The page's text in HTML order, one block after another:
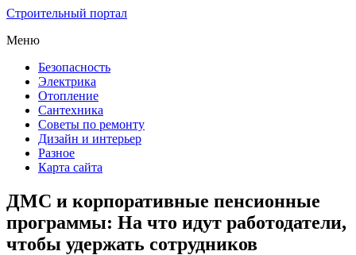
Строительный портал
Меню
Безопасность
Электрика
Отопление
Сантехника
Советы по ремонту
Дизайн и интерьер
Разное
Карта сайта
ДМС и корпоративные пенсионные
программы: На что идут работодатели,
чтобы удержать сотрудников